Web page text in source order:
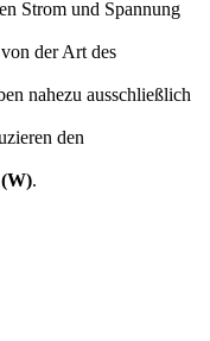
Strom und Spannung
der Art des
nahezu ausschließlich
den
.